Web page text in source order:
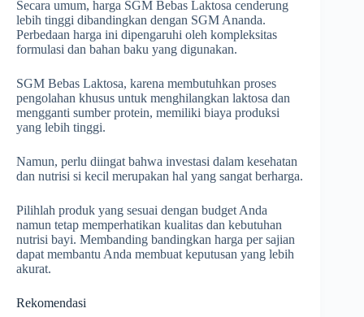
Secara umum, harga SGM Bebas Laktosa cenderung
lebih tinggi dibandingkan dengan SGM Ananda.
Perbedaan harga ini dipengaruhi oleh kompleksitas
formulasi dan bahan baku yang digunakan.
SGM Bebas Laktosa, karena membutuhkan proses
pengolahan khusus untuk menghilangkan laktosa dan
mengganti sumber protein, memiliki biaya produksi
yang lebih tinggi.
Namun, perlu diingat bahwa investasi dalam kesehatan
dan nutrisi si kecil merupakan hal yang sangat berharga.
Pilihlah produk yang sesuai dengan budget Anda
namun tetap memperhatikan kualitas dan kebutuhan
nutrisi bayi. Membanding bandingkan harga per sajian
dapat membantu Anda membuat keputusan yang lebih
akurat.
Rekomendasi